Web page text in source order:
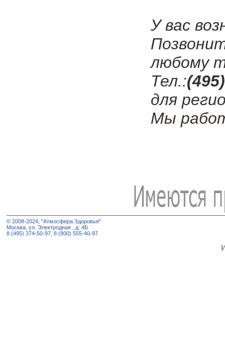
У вас
любому
Тел.:
для
Мы
© 2008-2024, "Атмосфера Здоровья"
Москва, ул. Электродная , д. 4Б
8 (495) 374-50-97, 8 (800) 555-40-97